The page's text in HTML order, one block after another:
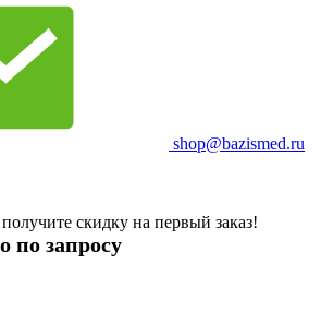
shop@bazismed.ru
скидку на первый заказ!
по запросу